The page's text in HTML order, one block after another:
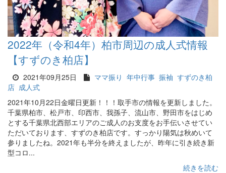
2022年（令和4年）柏市周辺の成人式情報
【すずのき柏店】
2021年09月25日 ママ振り 年中行事 振袖 すずのき柏
店 成人式
2021年10月22日金曜日更新！！！取手市の情報を更新しました。
千葉県柏市、松戸市、印西市、我孫子、流山市、野田市をはじめ
とする千葉県北西部エリアのご成人のお支度をお手伝いさせてい
ただいております、すずのき柏店です。すっかり陽気は秋めいて
参りましたね。2021年も半分を終えましたが、昨年に引き続き新
型コロ...
続きを読む